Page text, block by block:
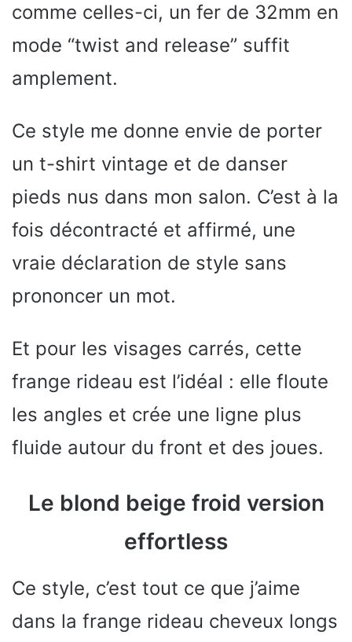
comme celles-ci, un fer de 32mm en
mode “twist and release” suffit
amplement.
Ce style me donne envie de porter
un t-shirt vintage et de danser
pieds nus dans mon salon. C’est à la
fois décontracté et affirmé, une
vraie déclaration de style sans
prononcer un mot.
Et pour les visages carrés, cette
frange rideau est l’idéal : elle floute
les angles et crée une ligne plus
fluide autour du front et des joues.
Le blond beige froid version
effortless
Ce style, c’est tout ce que j’aime
dans la frange rideau cheveux longs